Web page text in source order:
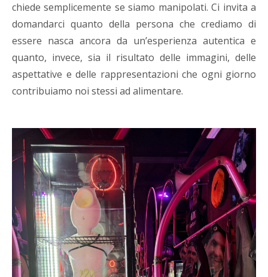
chiede semplicemente se siamo manipolati. Ci invita a
domandarci quanto della persona che crediamo di
essere nasca ancora da un’esperienza autentica e
quanto, invece, sia il risultato delle immagini, delle
aspettative e delle rappresentazioni che ogni giorno
contribuiamo noi stessi ad alimentare.